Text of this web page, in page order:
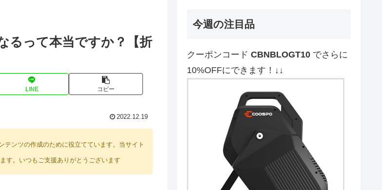
るって本当ですか？【折
LINE コピー
2022.12.19
ンツの作成のために役立てています。当サイト
す。いつもご支援ありがとうございます
今週の注目品
クーポンコード CBNBLOGT10 でさらに
10%OFFにできます！↓↓